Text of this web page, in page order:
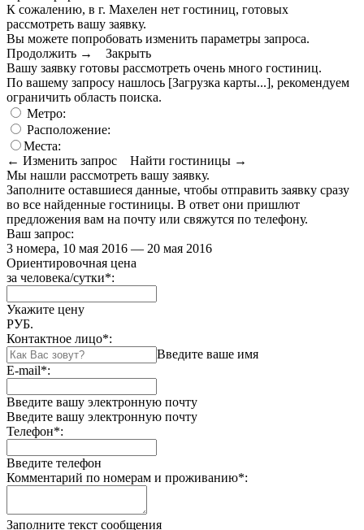
К сожалению, в г. Махелен нет гостиниц, готовых
рассмотреть вашу заявку.
Вы можете попробовать изменить параметры запроса.
Продолжить →
Закрыть
Вашу заявку готовы рассмотреть очень много гостиниц.
По вашему запросу нашлось [Загрузка карты...], рекомендуем
ограничить область поиска.
Метро:
Расположение:
Места:
← Изменить запрос
Найти гостиницы →
Мы нашли рассмотреть вашу заявку.
Заполните оставшиеся данные, чтобы отправить заявку сразу
во все найденные гостиницы. В ответ они пришлют
предложения вам на почту или свяжутся по телефону.
Ваш запрос:
3 номера, 10 мая 2016 — 20 мая 2016
Ориентировочная цена
за человека/сутки*:
Укажите цену
РУБ.
Контактное лицо*:
Введите ваше имя
E-mail*:
Введите вашу электронную почту
Введите вашу электронную почту
Телефон*:
Введите телефон
Комментарий по номерам и проживанию*:
Заполните текст сообщения